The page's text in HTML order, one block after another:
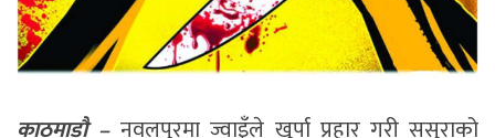
काठमाडौ –नवलपुरमा ज्वाइँले खुर्पा प्रहार गरी ससुराको